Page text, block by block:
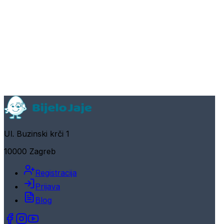
Ul. Buzinski krči 1
10000 Zagreb
Registracija
Prijava
Blog